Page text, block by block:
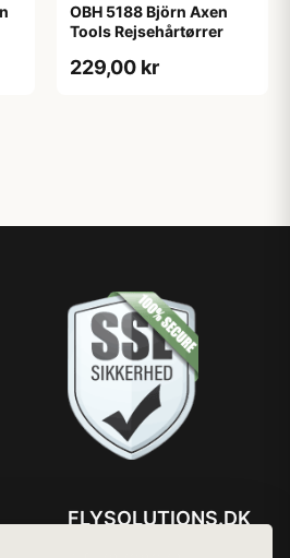
OBH 5188 Björn Axen
Tools Rejsehårtørrer
229,00 kr
FLYSOLUTIONS.DK